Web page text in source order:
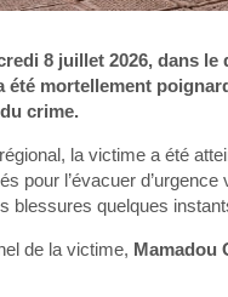
8 juillet 2026, dans
mortellement
crime.
la victime a été
pour l’évacuer
blessures quelques
de la victime, Mamadou